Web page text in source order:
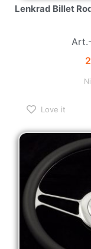
Lenkrad Billet
Love it